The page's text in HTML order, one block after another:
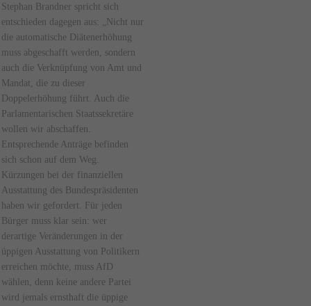
Stephan Brandner spricht sich
entschieden dagegen aus: „Nicht nur
die automatische Diätenerhöhung
muss abgeschafft werden, sondern
auch die Verknüpfung von Amt und
Mandat, die zu dieser
Doppelerhöhung führt. Auch die
Parlamentarischen Staatssekretäre
wollen wir abschaffen.
Entsprechende Anträge befinden
sich schon auf dem Weg.
Kürzungen bei der finanziellen
Ausstattung des Bundespräsidenten
haben wir gefordert. Für jeden
Bürger muss klar sein: wer
derartige Veränderungen in der
üppigen Ausstattung von Politikern
erreichen möchte, muss AfD
wählen, denn keine andere Partei
wird jemals ernsthaft die üppige